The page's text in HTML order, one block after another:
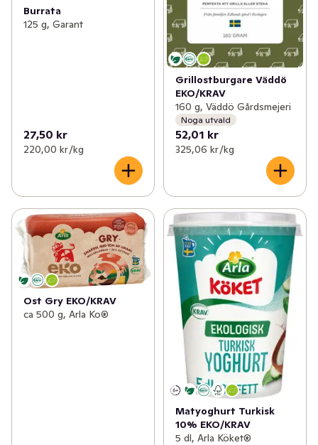
Burrata
125 g, Garant
27,50 kr
220,00 kr /kg
Grillostburgare Väddö
EKO/KRAV
160 g, Väddö Gårdsmejeri
Noga utvald
52,01 kr
325,06 kr /kg
Ost Gry EKO/KRAV
ca 500 g, Arla Ko®
Matyoghurt Turkisk
10% EKO/KRAV
5 dl, Arla Köket®